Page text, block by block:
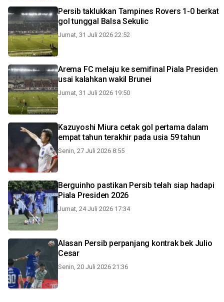
Persib taklukkan Tampines Rovers 1-0 berkat
gol tunggal Balsa Sekulic
Jumat, 31 Juli 2026 22:52
Arema FC melaju ke semifinal Piala Presiden
usai kalahkan wakil Brunei
Jumat, 31 Juli 2026 19:50
Kazuyoshi Miura cetak gol pertama dalam
empat tahun terakhir pada usia 59 tahun
Senin, 27 Juli 2026 8:55
Berguinho pastikan Persib telah siap hadapi
Piala Presiden 2026
Jumat, 24 Juli 2026 17:34
Alasan Persib perpanjang kontrak bek Julio
Cesar
Senin, 20 Juli 2026 21:36